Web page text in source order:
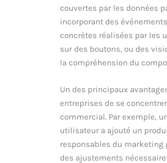
couvertes par les données
incorporant des
concrètes réalisées par les
sur des boutons, ou des
la compréhension du
Un des principaux
entreprises de se
commercial. Par exemple,
utilisateur a ajouté un
responsables du marketing
des ajustements